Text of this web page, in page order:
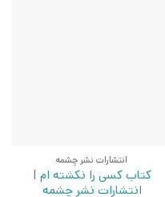
انتشارات نشر چشمه
کتاب کسی را نکشته ام |
انتشارات نشر چشمه